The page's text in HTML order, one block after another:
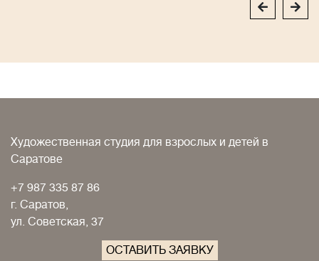
Художественная студия для взрослых и детей в
Саратове
+7 987 335 87 86
г. Саратов,
ул. Советская, 37
ОСТАВИТЬ ЗАЯВКУ